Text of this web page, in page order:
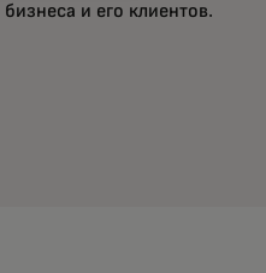
бизнеса и его клиентов.